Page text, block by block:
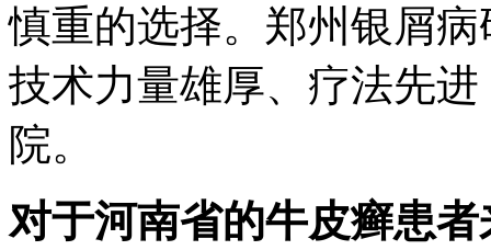
慎重的选择。郑州银屑
技术力量雄厚、疗法先
院。
对于河南省的牛皮癣患